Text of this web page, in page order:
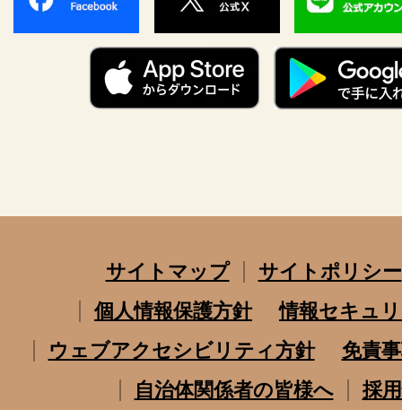
サイトマップ
サイトポリシー
個人情報保護方針
情報セキュ
ウェブアクセシビリティ方針
免責
自治体関係者の皆様へ
採